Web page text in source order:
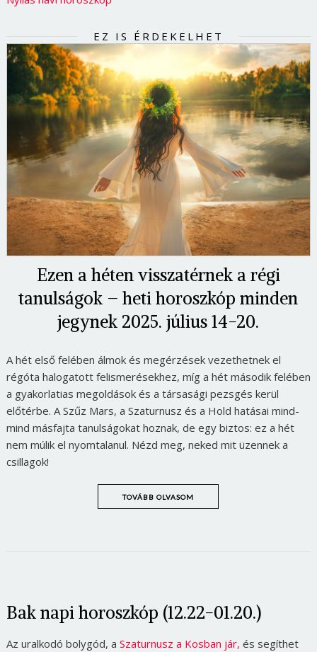
EZ IS ÉRDEKELHET
Ezen a héten visszatérnek a régi
tanulságok – heti horoszkóp minden
jegynek 2025. július 14-20.
A hét első felében álmok és megérzések vezethetnek el
régóta halogatott felismerésekhez, míg a hét második felében
a gyakorlatias megoldások és a társasági pezsgés kerül
előtérbe. A Szűz Mars, a Szaturnusz és a Hold hatásai mind-
mind másfajta tanulságokat hoznak, de egy biztos: ez a hét
nem múlik el nyomtalanul. Nézd meg, neked mit üzennek a
csillagok!
TOVÁBB OLVASOM
Bak napi horoszkóp (12.22-01.20.)
Az uralkodó bolygód, a Szaturnusz a Kosban jár, és segíthet